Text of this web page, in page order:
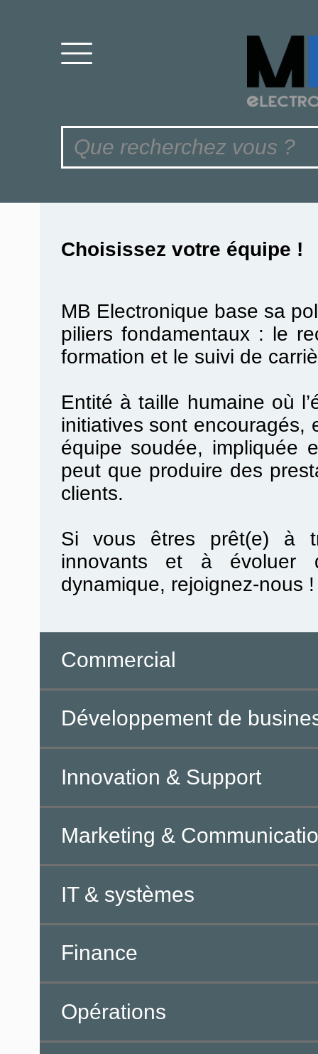
Choisissez votre équipe !
MB Electronique base sa
piliers fondamentaux : le
formation et le suivi de
Entité à taille humaine où l’
initiatives sont encouragés,
équipe soudée, impliquée
peut que produire des
clients.
Si vous êtres prêt(e) à
innovants et à évoluer
dynamique, rejoignez-nous
Commercial
Développement de
Innovation & Support
Marketing &
IT & systèmes
Finance
Opérations